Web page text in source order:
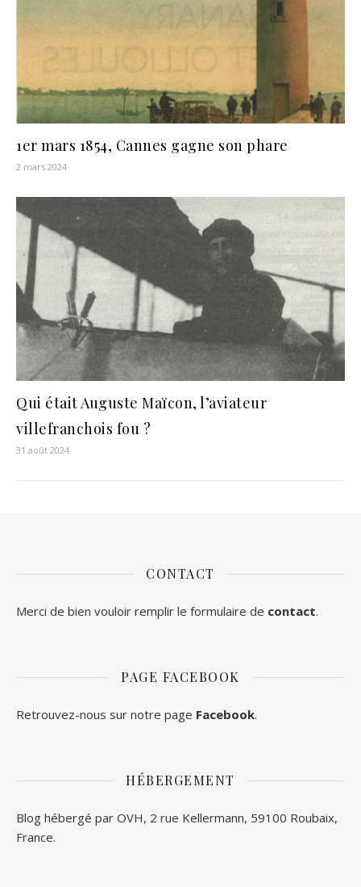
1er mars 1854, Cannes gagne son phare
2 mars 2024
Qui était Auguste Maïcon, l’aviateur
villefranchois fou ?
31 août 2024
CONTACT
Merci de bien vouloir remplir le formulaire de contact.
PAGE FACEBOOK
Retrouvez-nous sur notre page Facebook.
HÉBERGEMENT
Blog hébergé par OVH, 2 rue Kellermann, 59100 Roubaix,
France.